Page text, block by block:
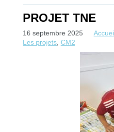
PROJET TNE
16 septembre 2025
Les projets, CM2